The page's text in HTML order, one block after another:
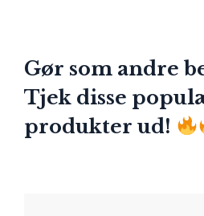
Gør som andre
Tjek disse
produkter ud!